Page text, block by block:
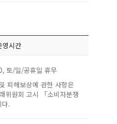
영시간
토/일/공휴일 휴무
피해보상에 관한 사항은
위원회 고시 「소비자분쟁
.